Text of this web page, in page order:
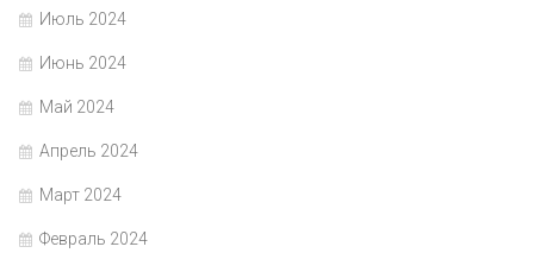
Июль 2024
Июнь 2024
Май 2024
Апрель 2024
Март 2024
Февраль 2024